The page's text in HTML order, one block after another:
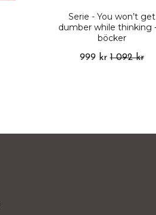
Serie - You won’t get
dumber while thinking
böcker
999 kr1 092 kr